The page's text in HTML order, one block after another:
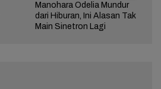
Manohara Odelia Mundur
dari Hiburan, Ini Alasan Tak
Main Sinetron Lagi